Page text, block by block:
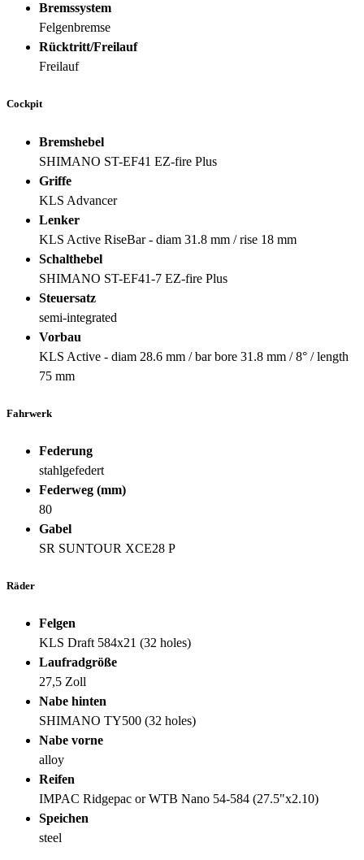
Bremssystem
Felgenbremse
Rücktritt/Freilauf
Freilauf
Cockpit
Bremshebel
SHIMANO ST-EF41 EZ-fire Plus
Griffe
KLS Advancer
Lenker
KLS Active RiseBar - diam 31.8 mm / rise 18 mm
Schalthebel
SHIMANO ST-EF41-7 EZ-fire Plus
Steuersatz
semi-integrated
Vorbau
KLS Active - diam 28.6 mm / bar bore 31.8 mm / 8° / length
75 mm
Fahrwerk
Federung
stahlgefedert
Federweg (mm)
80
Gabel
SR SUNTOUR XCE28 P
Räder
Felgen
KLS Draft 584x21 (32 holes)
Laufradgröße
27,5 Zoll
Nabe hinten
SHIMANO TY500 (32 holes)
Nabe vorne
alloy
Reifen
IMPAC Ridgepac or WTB Nano 54-584 (27.5"x2.10)
Speichen
steel